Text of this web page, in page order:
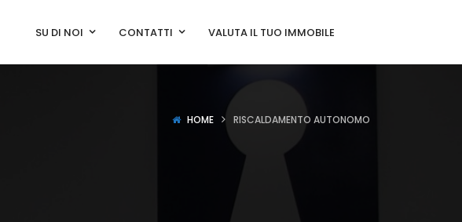
SU DI NOI CONTATTI VALUTA IL TUO IMMOBILE
HOME RISCALDAMENTO AUTONOMO